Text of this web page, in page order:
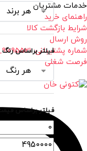
فیلتر براساس رنگ
فیلتر براساس قیمت
خدمات مشتریان
راهنمای خرید
شرایط بازگشت کالا
روش ارسال
شماره پشتیبانی: 91095521_021
فرصت شغلی